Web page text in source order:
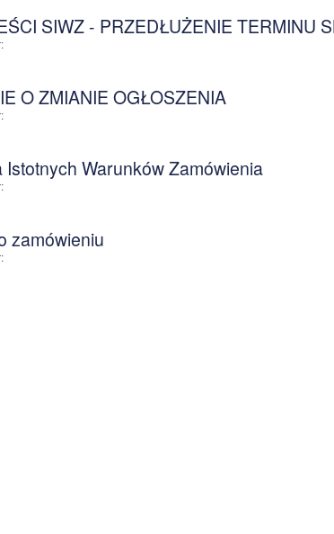
SIWZ - PRZEDŁUŻENIE TERMINU
:
O ZMIANIE OGŁOSZENIA
:
Warunków Zamówienia
:
zamówieniu
: